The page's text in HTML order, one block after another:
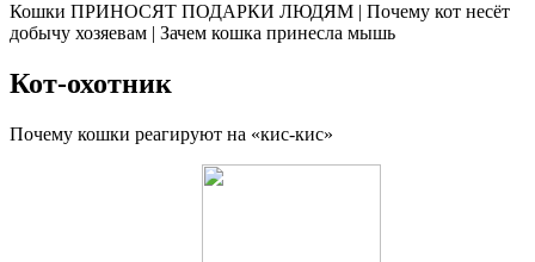
Кошки ПРИНОСЯТ ПОДАРКИ ЛЮДЯМ | Почему кот несёт
добычу хозяевам | Зачем кошка принесла мышь
Кот-охотник
Почему кошки реагируют на «кис-кис»